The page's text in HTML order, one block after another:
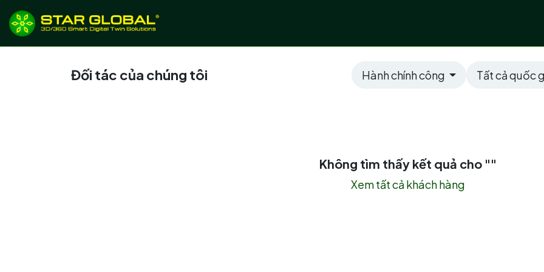
Đối tác của chúng tôi Hành chính công Tất cả quốc
Không tìm thấy kết quả cho ""
Xem tất cả khách hàng